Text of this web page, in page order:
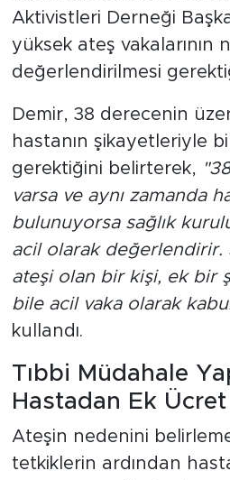
Aktivistleri Derneği
yüksek ateş vakalarının
değerlendirilmesi
Demir, 38 derecenin
hastanın şikayetleriyle
gerektiğini belirterek,
varsa ve aynı zamanda
bulunuyorsa sağlık
acil olarak değerlendirir.
ateşi olan bir kişi, ek bir
bile acil vaka olarak
kullandı.
Tıbbi Müdahale
Hastadan Ek Ücret
Ateşin nedenini
tetkiklerin ardından